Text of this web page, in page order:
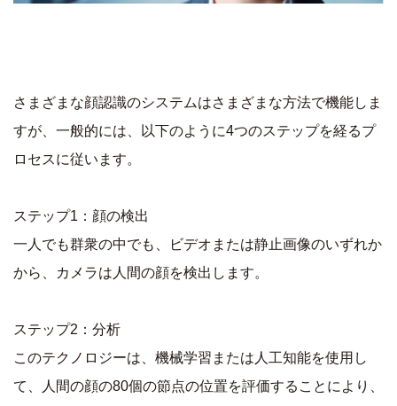
さまざまな顔認識のシステムはさまざまな方法で機能しま
すが、一般的には、以下のように4つのステップを経るプ
ロセスに従います。
ステップ1：顔の検出
一人でも群衆の中でも、ビデオまたは静止画像のいずれか
から、カメラは人間の顔を検出します。
ステップ2：分析
このテクノロジーは、機械学習または人工知能を使用し
て、人間の顔の80個の節点の位置を評価することにより、